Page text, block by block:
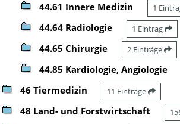
44.61 Innere Medizin 1
44.64 Radiologie 1 Eintrag
44.65 Chirurgie 2 Einträge
44.85 Kardiologie, Angiologie
46 Tiermedizin 11 Einträge
48 Land- und Forstwirtschaft